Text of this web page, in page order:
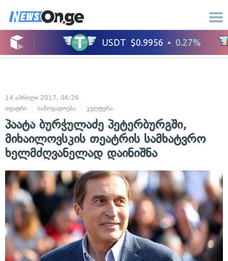
14 აპრილი 2017, 06:26
თეატრი
საზოგადოება კულტურა
პაატა ბურჭულაძე პეტერბურგში,
მიხაილოვსკის თეატრის სამხატვრო
ხელმძღვანელად დაინიშნა